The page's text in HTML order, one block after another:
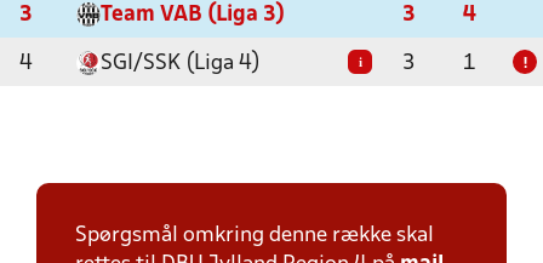
3 Team VAB (Liga 3) 3 4
4 SGI/SSK (Liga 4) i 3 1 !
Spørgsmål omkring denne række skal